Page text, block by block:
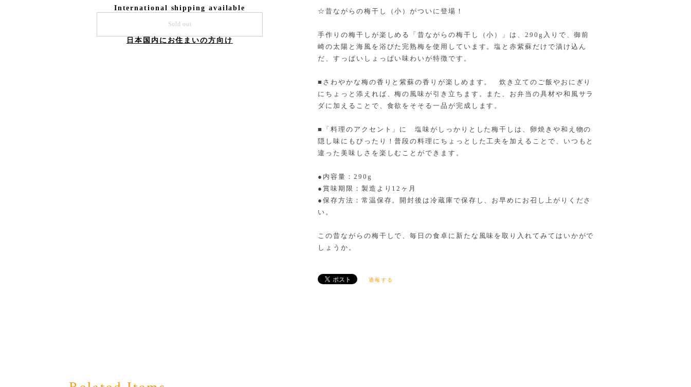
International shipping available
Sold out
日本国内にお住まいの方向け
☆昔ながらの梅干し（小）がついに登場！
手作りの梅干しが楽しめる「昔ながらの梅干し（小）」は、290g入りで、御前
崎の太陽と海風を浴びた完熟梅を使用しています。塩と赤紫蘇だけで漬け込ん
だ、すっぱいしょっぱい味わいが特徴です。
■さわやかな梅の香りと紫蘇の香りが楽しめます。 炊き立てのご飯やおにぎり
にちょっと添えれば、梅の風味が引き立ちます。また、お弁当の具材や和風サラ
ダに加えることで、食欲をそそる一品が完成します。
■「料理のアクセント」に 塩味がしっかりとした梅干しは、卵焼きや和え物の
隠し味にもぴったり！普段の料理にちょっとした工夫を加えることで、いつもと
違った美味しさを楽しむことができます。
●内容量：290g
●賞味期限：製造より12ヶ月
●保存方法：常温保存。開封後は冷蔵庫で保存し、お早めにお召し上がりくださ
い。
この昔ながらの梅干しで、毎日の食卓に新たな風味を取り入れてみてはいかがで
しょうか。
通報する